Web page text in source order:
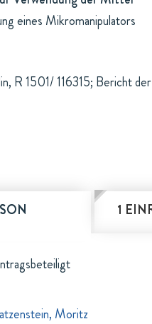
eines Mikromanipulators
R 1501/ 116315; Bericht
1
Moritz